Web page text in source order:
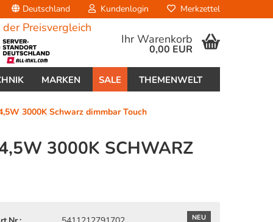
Deutschland Kundenlogin Merkzettel
Ihr Warenkorb
0,00 EUR
MARKEN SALE THEMENWELT
3000K Schwarz dimmbar Touch
3000K SCHWARZ
NEU